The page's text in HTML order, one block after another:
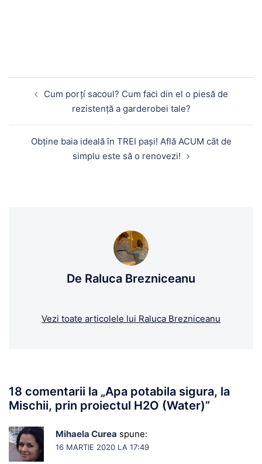
Cum porțí sacoul? Cum faci din el o piesă de
rezistență a garderobei tale?
Obține baia ideală în TREI pași! Află ACUM cât de
simplu este să o renovezi!
De Raluca Brezniceanu
Vezi toate articolele lui Raluca Brezniceanu
18 comentarii la „Apa potabila sigura, la
Mischii, prin proiectul H2O (Water)”
Mihaela Curea spune:
16 MARTIE 2020 LA 17:49